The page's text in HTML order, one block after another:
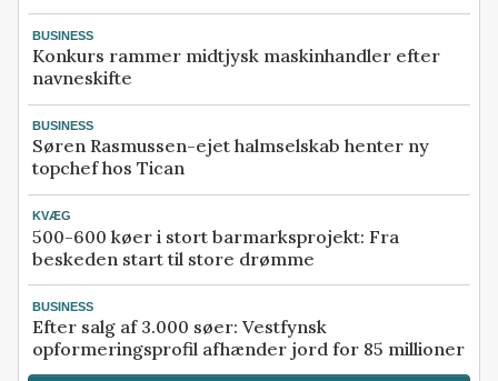
BUSINESS
Konkurs rammer midtjysk maskinhandler efter
navneskifte
BUSINESS
Søren Rasmussen-ejet halmselskab henter ny
topchef hos Tican
KVÆG
500-600 køer i stort barmarksprojekt: Fra
beskeden start til store drømme
BUSINESS
Efter salg af 3.000 søer: Vestfynsk
opformeringsprofil afhænder jord for 85 millioner